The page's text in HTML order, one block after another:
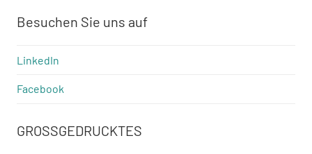
Besuchen Sie uns auf
LinkedIn
Facebook
GROSSGEDRUCKTES